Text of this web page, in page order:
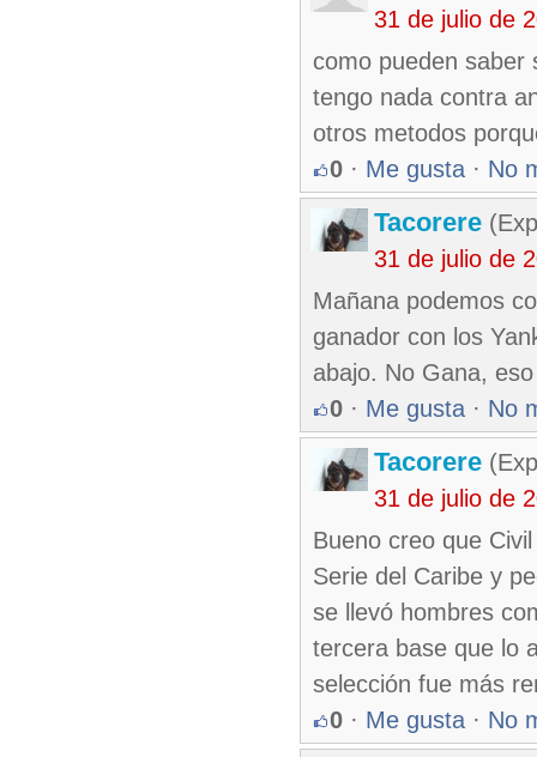
31 de julio de
como pueden saber
tengo nada contra
otros metodos
0 · Me gusta · No
Tacorere
31 de julio de
Mañana podemos
ganador con los
abajo. No Gana,
0 · Me gusta · No
Tacorere
31 de julio de
Bueno creo que
Serie del Caribe y
se llevó hombres
tercera base que lo
selección fue más
0 · Me gusta · No